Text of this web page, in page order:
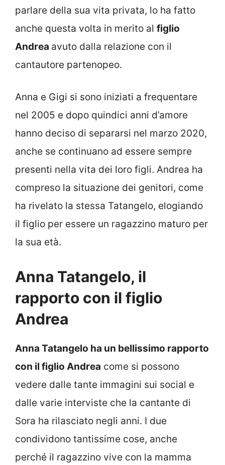
parlare della sua vita privata, lo ha fatto
anche questa volta in merito al figlio
Andrea avuto dalla relazione con il
cantautore partenopeo.
Anna e Gigi si sono iniziati a frequentare
nel 2005 e dopo quindici anni d’amore
hanno deciso di separarsi nel marzo 2020,
anche se continuano ad essere sempre
presenti nella vita dei loro figli. Andrea ha
compreso la situazione dei genitori, come
ha rivelato la stessa Tatangelo, elogiando
il figlio per essere un ragazzino maturo per
la sua età.
Anna Tatangelo, il
rapporto con il figlio
Andrea
Anna Tatangelo ha un bellissimo rapporto
con il figlio Andrea come si possono
vedere dalle tante immagini sui social e
dalle varie interviste che la cantante di
Sora ha rilasciato negli anni. I due
condividono tantissime cose, anche
perché il ragazzino vive con la mamma